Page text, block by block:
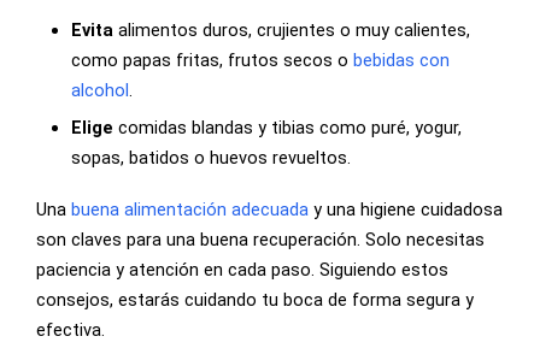
Evita alimentos duros, crujientes o muy calientes,
como papas fritas, frutos secos o bebidas con
alcohol.
Elige comidas blandas y tibias como puré, yogur,
sopas, batidos o huevos revueltos.
Una buena alimentación adecuada y una higiene cuidadosa
son claves para una buena recuperación. Solo necesitas
paciencia y atención en cada paso. Siguiendo estos
consejos, estarás cuidando tu boca de forma segura y
efectiva.